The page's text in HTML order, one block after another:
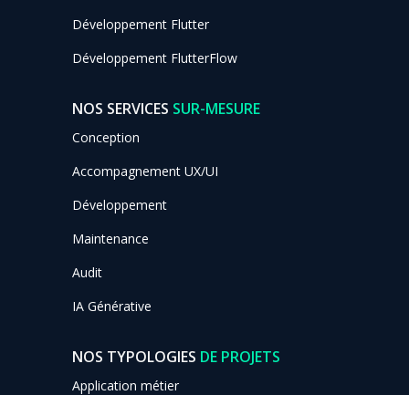
Développement Flutter
Développement FlutterFlow
NOS SERVICES SUR-MESURE
Conception
Accompagnement UX/UI
Développement
Maintenance
Audit
IA Générative
NOS TYPOLOGIES DE PROJETS
Application métier